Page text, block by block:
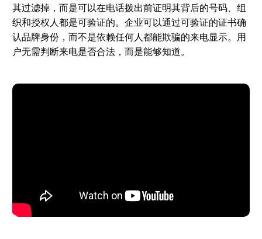
其过滤掉，而是可以在电话拨出前证明其背后的号码、组
织和授权人都是可验证的。企业可以通过可验证的证书确
认品牌身份，而不是依赖任何人都能欺骗的来电显示。用
户无需判断来电是否合法，而是能够知道。